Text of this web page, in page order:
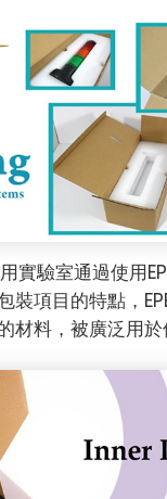
實驗室通過使用
裝項目的特點，
材料，被廣泛用於